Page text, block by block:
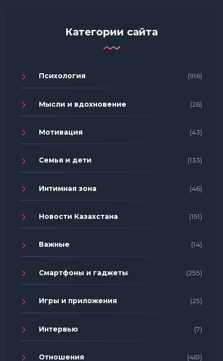
Категории сайта
Психология (916)
Мысли и вдохновение (26)
Мотивация (43)
Семья и дети (133)
Интимная зона (46)
Новости Казахстана (151)
Важные (14)
Смартфоны и гаджеты (255)
Игры и приложения (25)
Интервью (7)
Отношения (461)